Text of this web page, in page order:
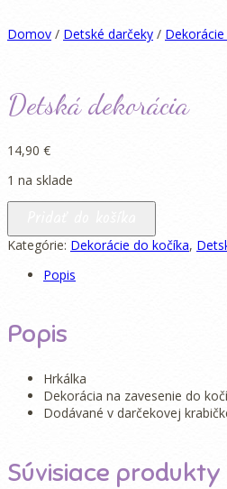
Domov / Detské darčeky /
Detská dekorácia
14,90 €
1 na sklade
množstvo
dekorácia
Kategórie: Dekorácie do kočíka,
Popis
Popis
Hrkálka
Dekorácia na zavesenie do
Dodávané v darčekovej
Súvisiace produkty